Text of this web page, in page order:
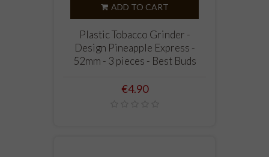
ADD TO CART
Plastic Tobacco Grinder -
Design Pineapple Express -
52mm - 3 pieces - Best Buds
Price
€4.90